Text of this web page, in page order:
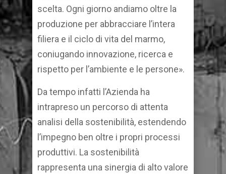
scelta. Ogni giorno andiamo oltre la
produzione per abbracciare l’intera
filiera e il ciclo di vita del marmo,
coniugando innovazione, ricerca e
rispetto per l’ambiente e le persone».
Da tempo infatti l’Azienda ha
intrapreso un percorso di attenta
analisi della sostenibilità, estendendo
l’impegno ben oltre i propri processi
produttivi. La sostenibilità
rappresenta una sinergia di alto valore